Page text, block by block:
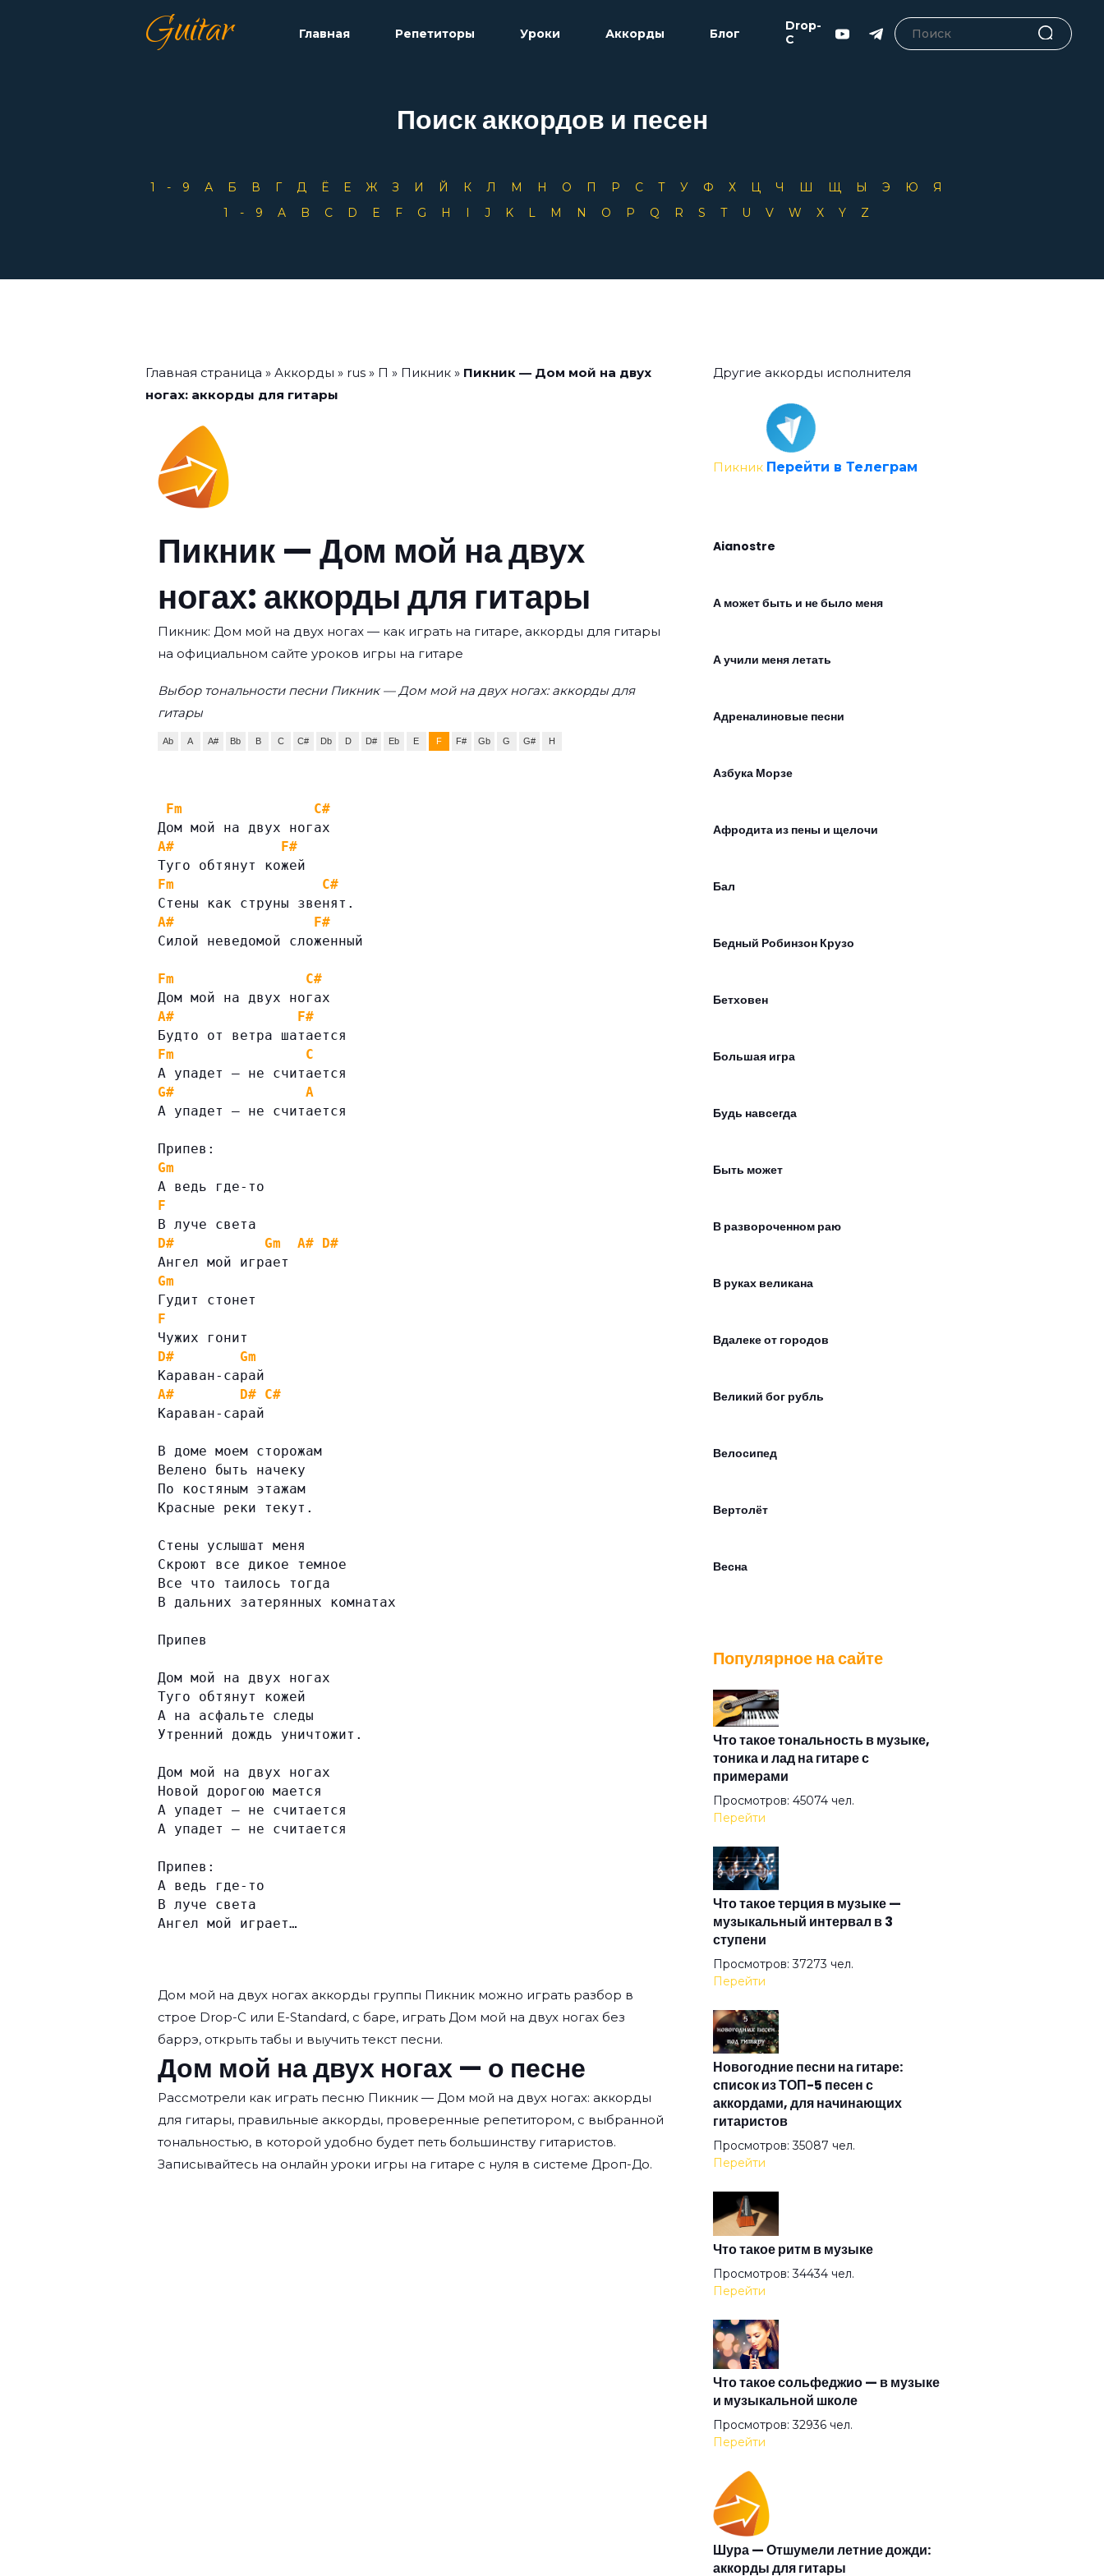
Guitar Главная Репетиторы Уроки Аккорды Блог
Drop-
C
Поиск аккордов и песен
1-9 А Б В Г Д Ё Е Ж З И Й К Л М Н О П Р С Т У Ф Х Ц Ч Ш Щ Ы Э Ю
Я
1-9
A B C D E F G H I J K L M N O P Q R S T U V W X Y Z
Главная страница » Аккорды » rus » П » Пикник » Пикник — Дом мой на двух
ногах: аккорды для гитары
Пикник — Дом мой на двух
ногах: аккорды для гитары
Пикник: Дом мой на двух ногах — как играть на гитаре, аккорды для гитары
на официальном сайте уроков игры на гитаре
Выбор тональности песни Пикник — Дом мой на двух ногах: аккорды для
гитары
Ab A A# Bb B C C# Db D D# Eb E F F# Gb G G# H
Fm
C#
Дом мой на двух ногах
A#
F#
Туго обтянут кожей
Fm
C#
Стены как струны звенят.
A#
F#
Силой неведомой сложенный
Fm
C#
Дом мой на двух ногах
A#
F#
Будто от ветра шатается
Fm
C
А упадет – не считается
G#
A
А упадет – не считается
Припев:
Gm
А ведь где-то
F
В луче света
D#
Gm A# D#
Ангел мой играет
Gm
Гудит стонет
F
Чужих гонит
D#
Gm
Караван-сарай
A#
D# C#
Караван-сарай
В доме моем сторожам
Велено быть начеку
По костяным этажам
Красные реки текут.
Стены услышат меня
Скроют все дикое темное
Все что таилось тогда
В дальних затерянных комнатах
Припев
Дом мой на двух ногах
Туго обтянут кожей
А на асфальте следы
Утренний дождь уничтожит.
Дом мой на двух ногах
Новой дорогою мается
А упадет – не считается
А упадет – не считается
Припев:
А ведь где-то
В луче света
Ангел мой играет…
Дом мой на двух ногах аккорды группы Пикник можно играть разбор в
строе Drop-C или E-Standard, с баре, играть Дом мой на двух ногах без
баррэ, открыть табы и выучить текст песни.
Дом мой на двух ногах — о песне
Рассмотрели как играть песню Пикник — Дом мой на двух ногах: аккорды
для гитары, правильные аккорды, проверенные репетитором, с выбранной
тональностью, в которой удобно будет петь большинству гитаристов.
Записывайтесь на онлайн уроки игры на гитаре с нуля в системе Дроп-До.
Другие аккорды исполнителя
Пикник Перейти в Телеграм
Aianostre
А может быть и не было меня
А учили меня летать
Адреналиновые песни
Азбука Морзе
Афродита из пены и щелочи
Бал
Бедный Робинзон Крузо
Бетховен
Большая игра
Будь навсегда
Быть может
В развороченном раю
В руках великана
Вдалеке от городов
Великий бог рубль
Велосипед
Вертолёт
Весна
Взгляд туманный пьёт нирвану
Вот же это слово
Вот и тень моя...
Вот и я не иду до конца
Вплети меня в свое кружево
Все вокруг боятся радости паяца
Всё остальное дым
Всё хорошо!
Где душа летает
Герой
Гильотины сечение
Гиперболоид
Глаза очерчены углём
Говорит и показывает
Популярное на сайте
Что такое тональность в музыке,
тоника и лад на гитаре с
примерами
Просмотров: 45074 чел.
Перейти
Что такое терция в музыке —
музыкальный интервал в 3
ступени
Просмотров: 37273 чел.
Перейти
Новогодние песни на гитаре:
список из ТОП-5 песен с
аккордами, для начинающих
гитаристов
Просмотров: 35087 чел.
Перейти
Что такое ритм в музыке
Просмотров: 34434 чел.
Перейти
Что такое сольфеджио — в музыке
и музыкальной школе
Просмотров: 32936 чел.
Перейти
Шура — Отшумели летние дожди:
аккорды для гитары